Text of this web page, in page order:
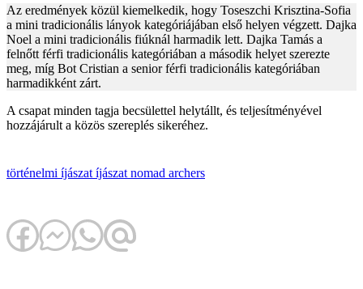
Az eredmények közül kiemelkedik, hogy Toseszchi Krisztina-Sofia
a mini tradicionális lányok kategóriájában első helyen végzett. Dajka
Noel a mini tradicionális fiúknál harmadik lett. Dajka Tamás a
felnőtt férfi tradicionális kategóriában a második helyet szerezte
meg, míg Bot Cristian a senior férfi tradicionális kategóriában
harmadikként zárt.
A csapat minden tagja becsülettel helytállt, és teljesítményével
hozzájárult a közös szereplés sikeréhez.
történelmi íjászat íjászat nomad archers